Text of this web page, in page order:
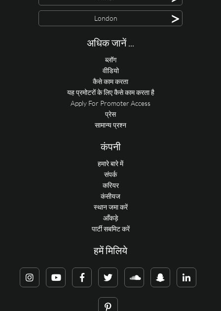
London >
अधिक जानें ...
ब्लॉग
वीडियो
कैसे काम करता
यह प्रमोटरों के लिए कैसे काम करता है
Apply For Promoter Access
प्रेस
सामान्य प्रश्न
कंपनी
हमारे बारे में
संपर्क
करियर
कंसीयज
स्थान जमा करें
आँकड़े
पार्टी सबमिट करें
हमें मिलिये